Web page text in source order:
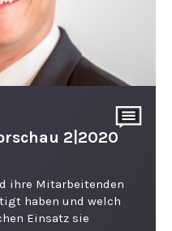
2|2020
ihre Mitarbeitenden
haben und welch
Einsatz sie